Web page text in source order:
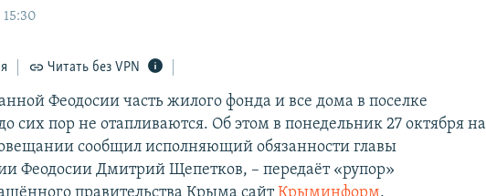
15:30
Читать без VPN
Феодосии часть жилого фонда и все дома в поселке
сих пор не отапливаются. Об этом в понедельник 27 октября на
сообщил исполняющий обязанности главы
Феодосии Дмитрий Щепетков, – передаёт «рупор»